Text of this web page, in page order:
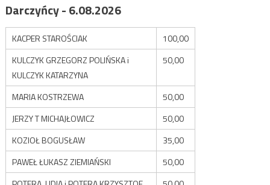
Darczyńcy - 6.08.2026
KACPER STAROŚCIAK
100,00
KULCZYK GRZEGORZ POLIŃSKA i
KULCZYK KATARZYNA
50,00
MARIA KOSTRZEWA
50,00
JERZY T MICHAJŁOWICZ
50,00
KOZIOŁ BOGUSŁAW
35,00
PAWEŁ ŁUKASZ ZIEMIAŃSKI
50,00